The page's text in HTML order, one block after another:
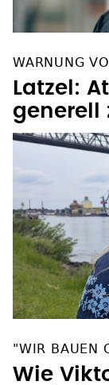
WARNUNG
Latzel:
generell
"WIR BAUEN
Wie